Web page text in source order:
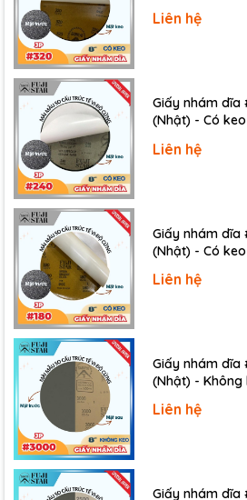
Giấy nhám mịn:P1000,
P2500
Liên hệ
Giấy nhám dĩa
(Nhật) - Có keo
Liên hệ
Giấy nhám dĩa
(Nhật) - Có keo
Liên hệ
Giấy nhám dĩa
(Nhật) - Không
Liên hệ
Giấy nhám dĩa